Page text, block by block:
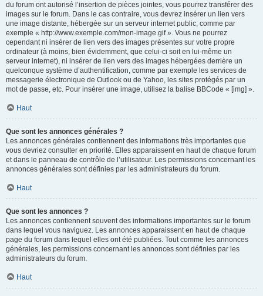
du forum ont autorisé l’insertion de pièces jointes, vous pourrez transférer des
images sur le forum. Dans le cas contraire, vous devrez insérer un lien vers
une image distante, hébergée sur un serveur internet public, comme par
exemple « http://www.exemple.com/mon-image.gif ». Vous ne pourrez
cependant ni insérer de lien vers des images présentes sur votre propre
ordinateur (à moins, bien évidemment, que celui-ci soit en lui-même un
serveur internet), ni insérer de lien vers des images hébergées derrière un
quelconque système d’authentification, comme par exemple les services de
messagerie électronique de Outlook ou de Yahoo, les sites protégés par un
mot de passe, etc. Pour insérer une image, utilisez la balise BBCode « [img] ».
Haut
Que sont les annonces générales ?
Les annonces générales contiennent des informations très importantes que
vous devriez consulter en priorité. Elles apparaissent en haut de chaque forum
et dans le panneau de contrôle de l’utilisateur. Les permissions concernant les
annonces générales sont définies par les administrateurs du forum.
Haut
Que sont les annonces ?
Les annonces contiennent souvent des informations importantes sur le forum
dans lequel vous naviguez. Les annonces apparaissent en haut de chaque
page du forum dans lequel elles ont été publiées. Tout comme les annonces
générales, les permissions concernant les annonces sont définies par les
administrateurs du forum.
Haut